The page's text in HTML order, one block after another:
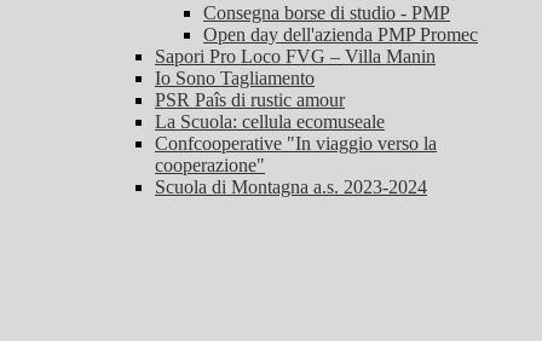
Consegna borse di studio - PMP
Open day dell'azienda PMP Promec
Sapori Pro Loco FVG – Villa Manin
Io Sono Tagliamento
PSR Paîs di rustic amour
La Scuola: cellula ecomuseale
Confcooperative "In viaggio verso la
cooperazione"
Scuola di Montagna a.s. 2023-2024